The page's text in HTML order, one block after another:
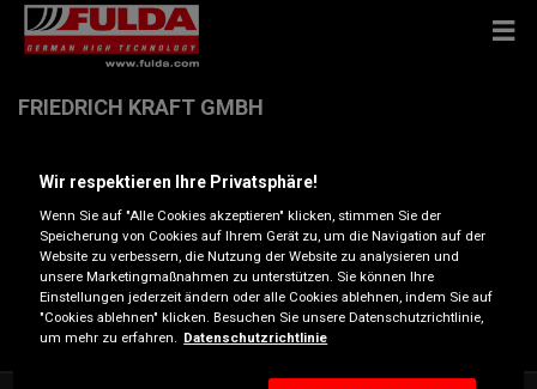
FRIEDRICH KRAFT GMBH
Oderstr. 40 , 24539 NEUMÜNSTER
Anfahrtsbeschreibung
Telefonnummer anzeigen
Wir respektieren Ihre Privatsphäre!
Wenn Sie auf "Alle Cookies akzeptieren" klicken, stimmen Sie der
Speicherung von Cookies auf Ihrem Gerät zu, um die Navigation auf der
Website zu verbessern, die Nutzung der Website zu analysieren und
unsere Marketingmaßnahmen zu unterstützen. Sie können Ihre
Einstellungen jederzeit ändern oder alle Cookies ablehnen, indem Sie auf
"Cookies ablehnen" klicken. Besuchen Sie unsere Datenschutzrichtlinie,
um mehr zu erfahren. Datenschutzrichtlinie